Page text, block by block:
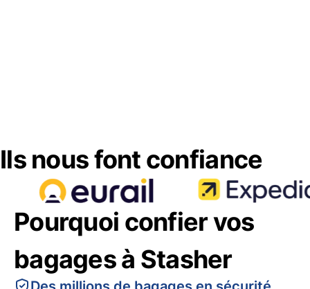
Ils nous font confiance
Pourquoi confier vos
bagages à Stasher